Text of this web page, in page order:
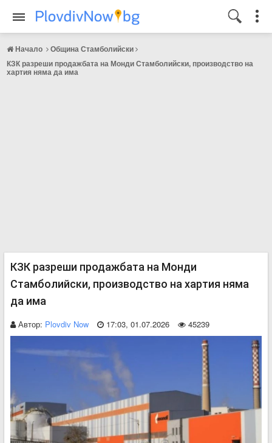
Начало
Община Стамболийски
КЗК разреши продажбата на Монди Стамболийски, производство на
хартия няма да има
КЗК разреши продажбата на Монди
Стамболийски, производство на хартия няма
да има
Автор: Plovdiv Now 17:03, 01.07.2026 45239